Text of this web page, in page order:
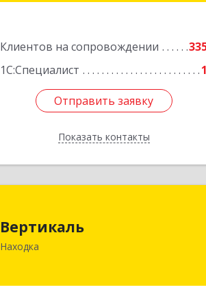
Клиентов на сопровождении
1С:Специалист
1
Отправить заявку
Показать контакты
Отправить заявку
Назад
Вертикаль
Находка
692928, Приморский край, Находка г,